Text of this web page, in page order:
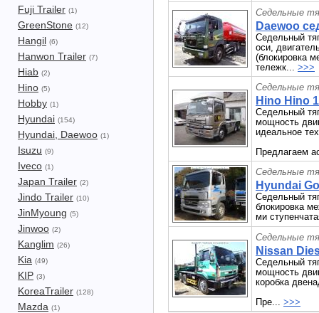
Fuji Trailer (1)
GreenStone (12)
Hangil (6)
Hanwon Trailer (7)
Hiab (2)
Hino (5)
Hobby (1)
Hyundai (154)
Hyundai, Daewoo (1)
Isuzu (9)
Iveco (1)
Japan Trailer (2)
Jindo Trailer (10)
JinMyoung (5)
Jinwoo (2)
Kanglim (26)
Kia (49)
KIP (3)
KoreaTrailer (128)
Mazda (1)
Седельные
Daewoo
Седельный
оси,
(блокировка
тележк... >>>
Седельные
Hino Hino
Седельный
мощность
идеальное
Предлагаем
Седельные
Hyundai
Седельный
блокировка
ми
Седельные
Nissan
Седельный
мощность
коробка
Пре... >>>